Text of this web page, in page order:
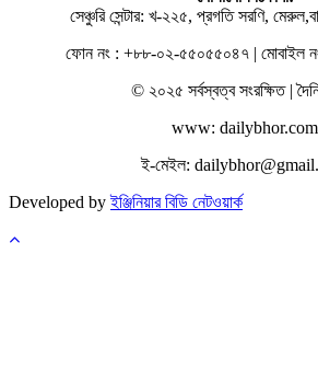
সেঞ্চুরি সেন্টার: খ-২২৫, প্রগতি সরণি,
ফোন নং : +৮৮-০২-৫৫০৫৫০৪৭ | মোবাইল
© ২০২৫ সর্বস্বত্ব সংরক্ষিত |
www: dailybhor.com
ই-মেইল:
Developed byইঞ্জিনিয়ার বিডি নেটওয়ার্ক